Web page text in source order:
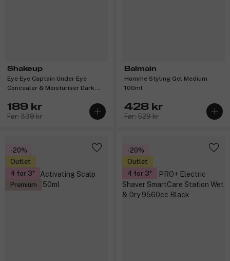
Shakeup
Eye Eye Captain Under Eye
Concealer & Moisturiser Dark
189 kr
Før: 339 kr
Balmain
Homme Styling Gel Medium
100ml
428 kr
Før: 529 kr
-20%
Outlet
4 for 3
Premium
-20%
Outlet
4 for 3